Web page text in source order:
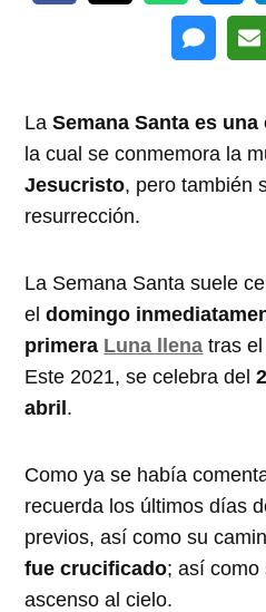
LaSemana Santa es
la cual se conmemora la
Jesucristo, pero también
resurrección.
La Semana Santa suele
eldomingo
primera Luna llena tras
Este 2021, se celebra del
abril.
Como ya se había
recuerda los últimos días
previos, así como su
fue crucificado; así como
ascenso al cielo.